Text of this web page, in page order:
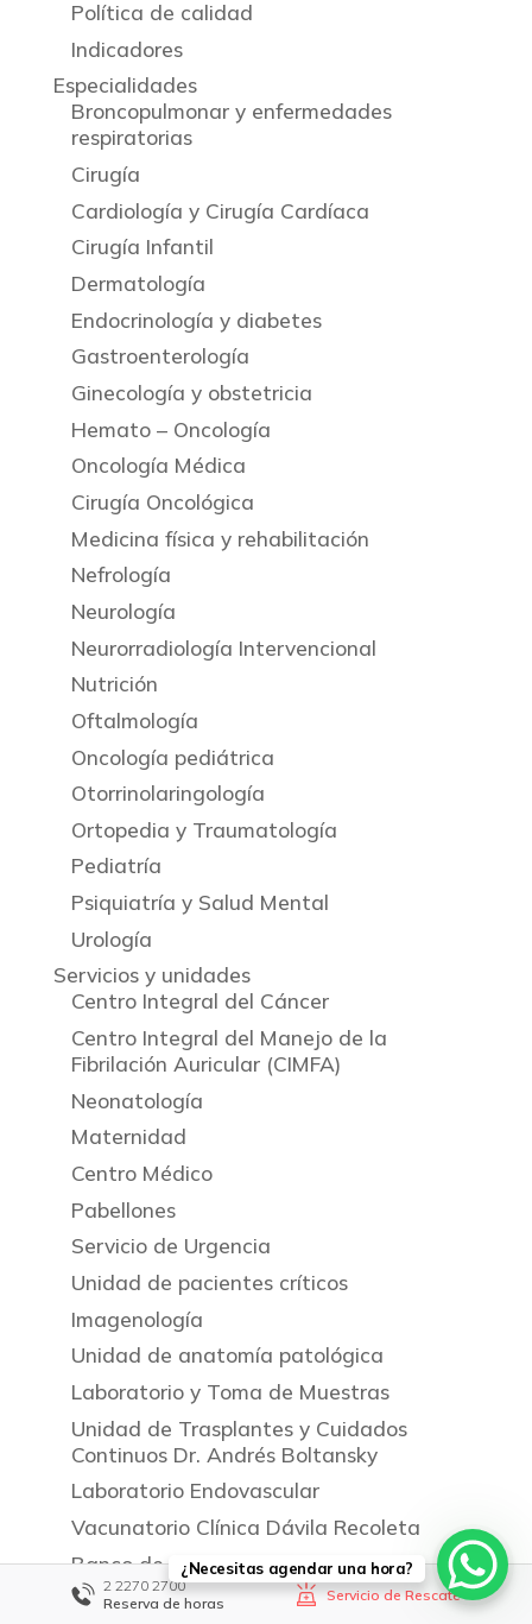
Política de calidad
Indicadores
Especialidades
Broncopulmonar y enfermedades
respiratorias
Cirugía
Cardiología y Cirugía Cardíaca
Cirugía Infantil
Dermatología
Endocrinología y diabetes
Gastroenterología
Ginecología y obstetricia
Hemato – Oncología
Oncología Médica
Cirugía Oncológica
Medicina física y rehabilitación
Nefrología
Neurología
Neurorradiología Intervencional
Nutrición
Oftalmología
Oncología pediátrica
Otorrinolaringología
Ortopedia y Traumatología
Pediatría
Psiquiatría y Salud Mental
Urología
Servicios y unidades
Centro Integral del Cáncer
Centro Integral del Manejo de la
Fibrilación Auricular (CIMFA)
Neonatología
Maternidad
Centro Médico
Pabellones
Servicio de Urgencia
Unidad de pacientes críticos
Imagenología
Unidad de anatomía patológica
Laboratorio y Toma de Muestras
Unidad de Trasplantes y Cuidados
Continuos Dr. Andrés Boltansky
Laboratorio Endovascular
Vacunatorio Clínica Dávila Recoleta
Banco de Sangre
Seguros y convenios
2 2270 2700
Reserva de horas
Servicio de Rescate
¿Necesitas agendar una hora?